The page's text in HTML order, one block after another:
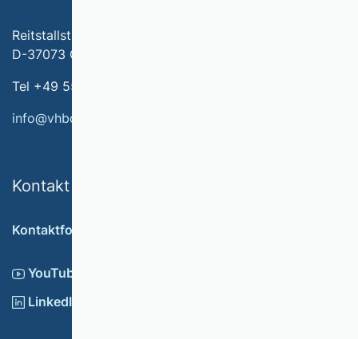
Reitstallstr. 7
D-37073 Göttingen
Tel +49 551 79778-566
info@vhbonline.org
Kontakt
Kontaktformular
YouTube
LinkedIn